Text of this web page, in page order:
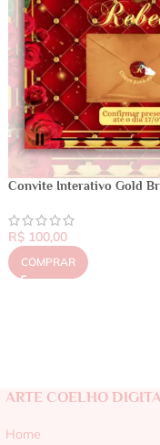
Convite Interativo Gold
R$100,00
COMPRAR
ARTE COELHO
Home